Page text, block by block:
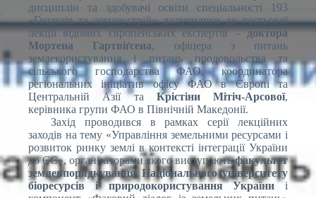
дисциплін та здобувачі освіти спеціальності 193
«Геодезія та землеустрій» долучилися до гостьової
лекції відомих європейських експертів –доктора
Мортена Гартвіґсена, офіцера з питань
землекористування і питань продовольства та
сільського господарства ФАО, координатора
регіональних ініціатив офісу ФАО в Європі та
Центральній Азії та Крістіни Мітіч-Арсової,
керівника групи ФАО в Північній Македонії.
Захід проводився в рамках серії лекційних
заходів на тему «Управління земельними ресурсами і
розвиток ринку землі в контексті інтеграції України
до ЄС», організаторами якого виступаютьфакультет
землевпорядкування Національного університету
біоресурсів і природокористування України і